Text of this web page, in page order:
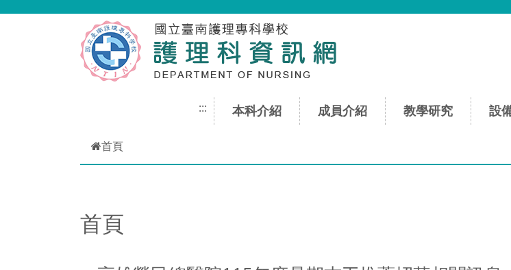
::: 本科介紹 成員介紹 教學研究 設
首頁
首頁